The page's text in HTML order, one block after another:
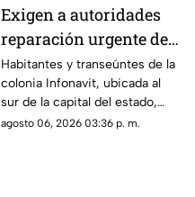
Exigen a autoridades
reparación urgente de
alcantarilla en la
colonia Infonavit de
Chilpancingo
Habitantes y transeúntes de la
colonia Infonavit, ubicada al
sur de la capital del estado,
denunciaron la falta de
agosto 06, 2026 03:36 p. m.